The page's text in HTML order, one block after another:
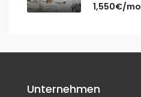
1,550€/mo
Unternehmen